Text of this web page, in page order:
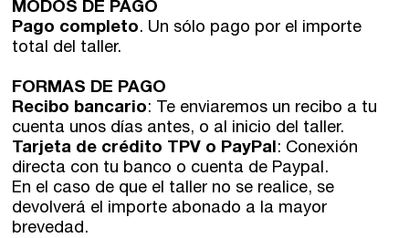
MODOS DE PAGO
Pago completo. Un sólo pago por el importe
total del taller.
FORMAS DE PAGO
Recibo bancario: Te enviaremos un recibo a tu
cuenta unos días antes, o al inicio del taller.
Tarjeta de crédito TPV o PayPal: Conexión
directa con tu banco o cuenta de Paypal.
En el caso de que el taller no se realice, se
devolverá el importe abonado a la mayor
brevedad.